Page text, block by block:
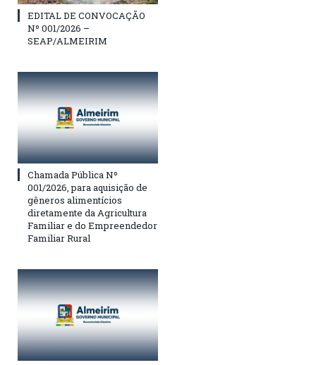
EDITAL DE CONVOCAÇÃO
Nº 001/2026 –
SEAP/ALMEIRIM
Chamada Pública Nº
001/2026, para aquisição de
gêneros alimentícios
diretamente da Agricultura
Familiar e do Empreendedor
Familiar Rural